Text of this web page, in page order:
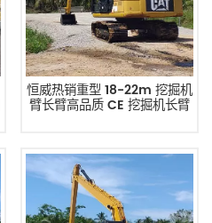
恒威热销重型 18-22m 挖掘机
臂长臂高品质 CE 挖掘机长臂